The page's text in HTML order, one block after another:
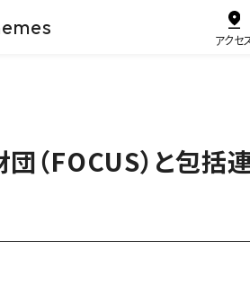
アクセ
（FOCUS）と包括